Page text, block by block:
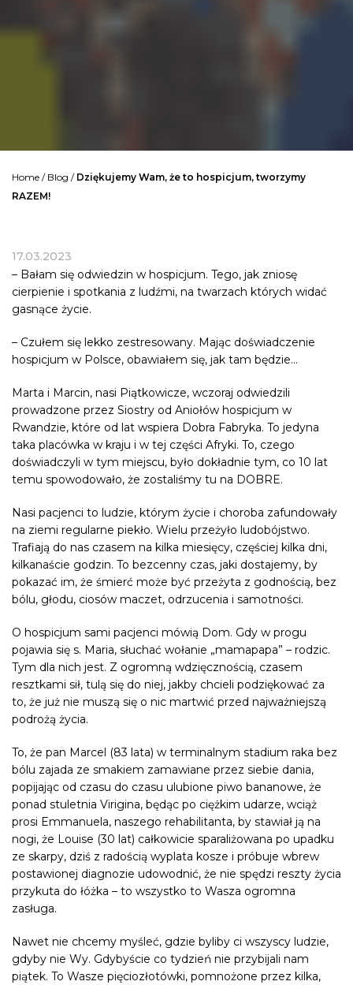
Home / Blog / Dziękujemy Wam, że to hospicjum, tworzymy
RAZEM!
17.03.2023
– Bałam się odwiedzin w hospicjum. Tego, jak zniosę
cierpienie i spotkania z ludźmi, na twarzach których widać
gasnące życie.
– Czułem się lekko zestresowany. Mając doświadczenie
hospicjum w Polsce, obawiałem się, jak tam będzie…
Marta i Marcin, nasi Piątkowicze, wczoraj odwiedzili
prowadzone przez Siostry od Aniołów hospicjum w
Rwandzie, które od lat wspiera Dobra Fabryka. To jedyna
taka placówka w kraju i w tej części Afryki. To, czego
doświadczyli w tym miejscu, było dokładnie tym, co 10 lat
temu spowodowało, że zostaliśmy tu na DOBRE.
Nasi pacjenci to ludzie, którym życie i choroba zafundowały
na ziemi regularne piekło. Wielu przeżyło ludobójstwo.
Trafiają do nas czasem na kilka miesięcy, częściej kilka dni,
kilkanaście godzin. To bezcenny czas, jaki dostajemy, by
pokazać im, że śmierć może być przeżyta z godnością, bez
bólu, głodu, ciosów maczet, odrzucenia i samotności.
O hospicjum sami pacjenci mówią Dom. Gdy w progu
pojawia się s. Maria, słuchać wołanie „mamapapa” – rodzic.
Tym dla nich jest. Z ogromną wdzięcznością, czasem
resztkami sił, tulą się do niej, jakby chcieli podziękować za
to, że już nie muszą się o nic martwić przed najważniejszą
podrożą życia.
To, że pan Marcel (83 lata) w terminalnym stadium raka bez
bólu zajada ze smakiem zamawiane przez siebie dania,
popijając od czasu do czasu ulubione piwo bananowe, że
ponad stuletnia Virigina, będąc po ciężkim udarze, wciąż
prosi Emmanuela, naszego rehabilitanta, by stawiał ją na
nogi, że Louise (30 lat) całkowicie sparaliżowana po upadku
ze skarpy, dziś z radością wyplata kosze i próbuje wbrew
postawionej diagnozie udowodnić, że nie spędzi reszty życia
przykuta do łóżka – to wszystko to Wasza ogromna
zasługa.
Nawet nie chcemy myśleć, gdzie byliby ci wszyscy ludzie,
gdyby nie Wy. Gdybyście co tydzień nie przybijali nam
piątek. To Wasze pięciozłotówki, pomnożone przez kilka,